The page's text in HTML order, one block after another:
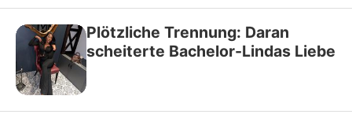
Plötzliche Trennung: Daran
scheiterte Bachelor-Lindas Liebe